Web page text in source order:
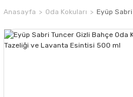
Anasayfa Oda Kokuları Eyüp